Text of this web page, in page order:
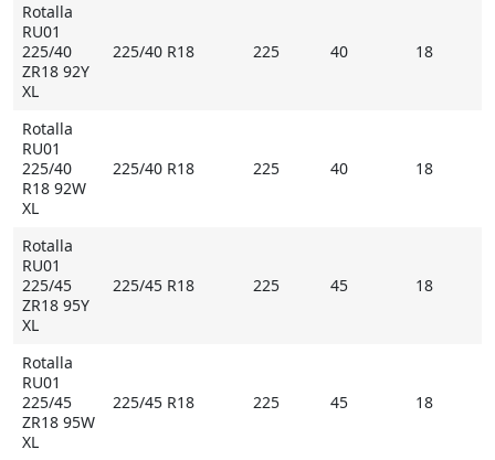
Rotalla
RU01
225/40
ZR18 92Y
XL
225/40 R18 225 40 18
Rotalla
RU01
225/40
R18 92W
XL
225/40 R18 225 40 18
Rotalla
RU01
225/45
ZR18 95Y
XL
225/45 R18 225 45 18
Rotalla
RU01
225/45
ZR18 95W
XL
225/45 R18 225 45 18